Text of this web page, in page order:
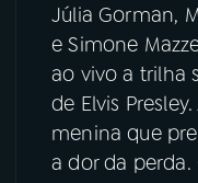
ACOMPANHE A RÁDIO
YouTube
Instagram
Júlia Gorman,
e Simone
ao vivo a trilha
de Elvis
menina que
a dor da perda.